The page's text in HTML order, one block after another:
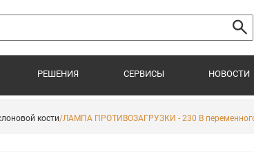
РЕШЕНИЯ СЕРВИСЫ НОВОСТИ
кости/ЛАМПА ПРОТИВОЗАГРУЗКИ - 230 В